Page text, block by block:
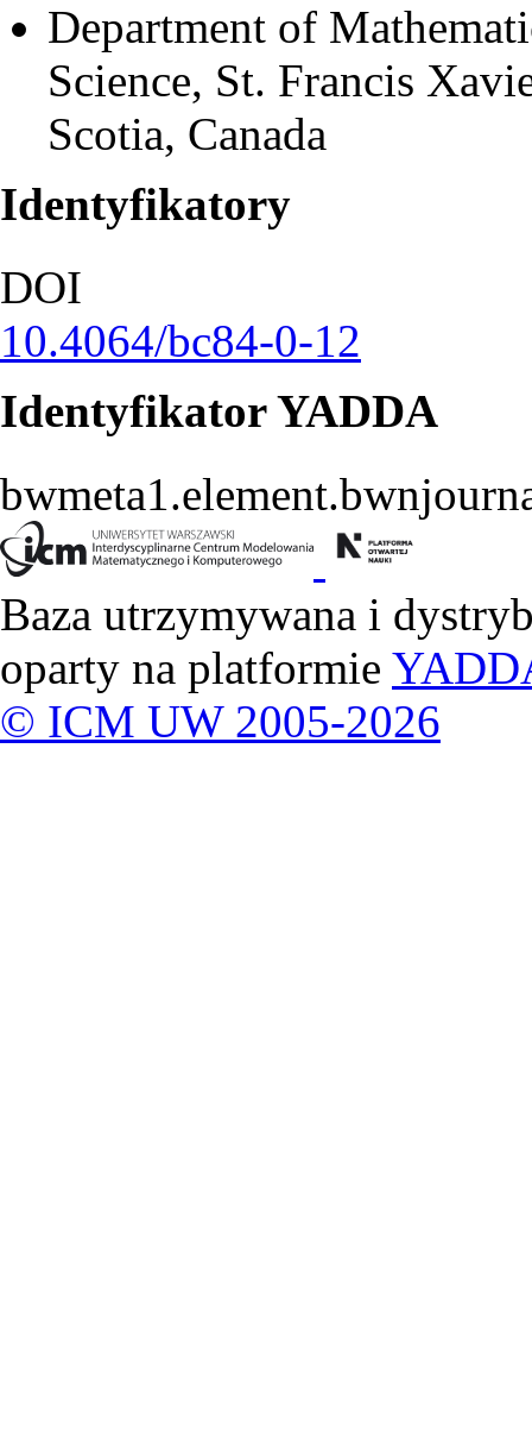
Department of
Science, St. Francis
Scotia, Canada
Identyfikatory
DOI
10.4064/bc84-0-12
Identyfikator YADDA
Baza utrzymywana i
oparty na platformie
© ICM UW 2005-2026